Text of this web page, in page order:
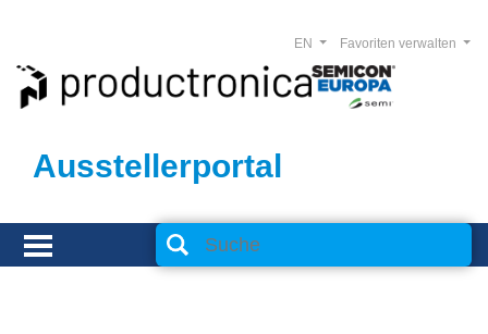
Ausstellerportal
Favoriten verwalten
EN